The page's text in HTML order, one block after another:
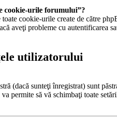
cookie-urile forumului”?
toate cookie-urile create de către
aveţi probleme cu autentificarea
utilizatorului
(dacă sunteţi înregistrat) sunt
permite să vă schimbaţi toate